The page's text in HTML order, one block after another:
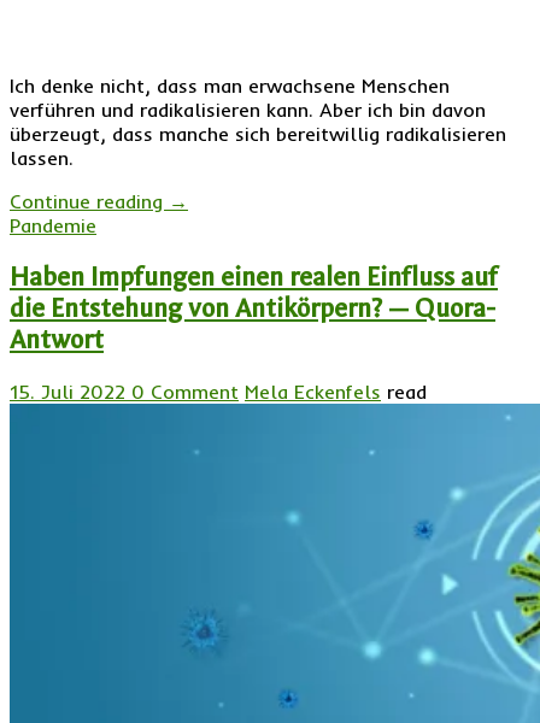
Ich denke nicht, dass man erwachsene Menschen
verführen und radikalisieren kann. Aber ich bin davon
überzeugt, dass manche sich bereitwillig radikalisieren
lassen.
Continue reading →
Pandemie
Haben Impfungen einen realen Einfluss auf
die Entstehung von Antikörpern? — Quora-
Antwort
15. Juli 2022 0 Comment Mela Eckenfels read